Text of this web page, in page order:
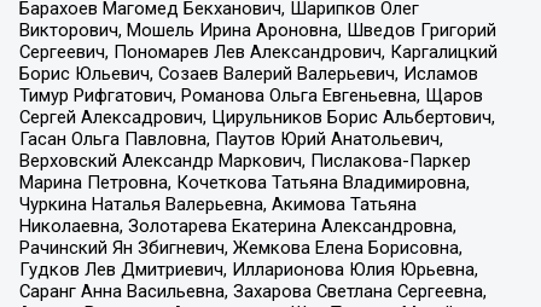
Барахоев Магомед Бекханович, Шарипков Олег
Викторович, Мошель Ирина Ароновна, Шведов Григорий
Сергеевич, Пономарев Лев Александрович, Каргалицкий
Борис Юльевич, Созаев Валерий Валерьевич, Исламов
Тимур Рифгатович, Романова Ольга Евгеньевна, Щаров
Сергей Алексадрович, Цирульников Борис Альбертович,
Гасан Ольга Павловна, Паутов Юрий Анатольевич,
Верховский Александр Маркович, Пислакова-Паркер
Марина Петровна, Кочеткова Татьяна Владимировна,
Чуркина Наталья Валерьевна, Акимова Татьяна
Николаевна, Золотарева Екатерина Александровна,
Рачинский Ян Збигневич, Жемкова Елена Борисовна,
Гудков Лев Дмитриевич, Илларионова Юлия Юрьевна,
Саранг Анна Васильевна, Захарова Светлана Сергеевна,